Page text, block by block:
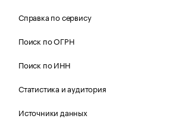
Справка по сервису
Поиск по ОГРН
Поиск по ИНН
Статистика и аудитория
Источники данных